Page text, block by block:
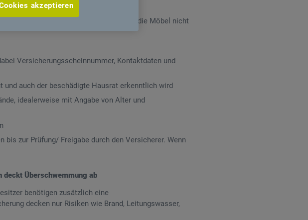
damit bei niedrigen Wasserständen die Möbel nicht
Versicherungsscheinnummer, Kontaktdaten und
und auch der beschädigte Hausrat erkenntlich wird
idealerweise mit Angabe von Alter und
zur Prüfung/ Freigabe durch den Versicherer. Wenn
deckt Überschwemmung ab
benötigen zusätzlich eine
decken nur Risiken wie Brand, Leitungswasser,
akzeptieren